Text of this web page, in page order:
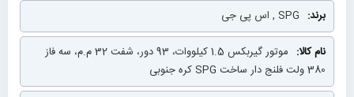
SPG , اس پی جی
موتور گیربکس 1.5 کیلووات، 93 دور، شفت 32 م.م، سه فاز
380 ولت فلنج دار ساخت SPG کره جنوبی